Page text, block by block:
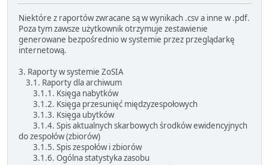
Niektóre z raportów zwracane są w wynikach .csv a inne w .pdf.
Poza tym zawsze użytkownik otrzymuje zestawienie
generowane bezpośrednio w systemie przez przeglądarkę
internetową.
3. Raporty w systemie ZoSIA
3.1. Raporty dla archiwum
3.1.1. Księga nabytków
3.1.2. Księga przesunięć międzyzespołowych
3.1.3. Księga ubytków
3.1.4. Spis aktualnych skarbowych środków ewidencyjnych
do zespołów (zbiorów)
3.1.5. Spis zespołów i zbiorów
3.1.6. Ogólna statystyka zasobu